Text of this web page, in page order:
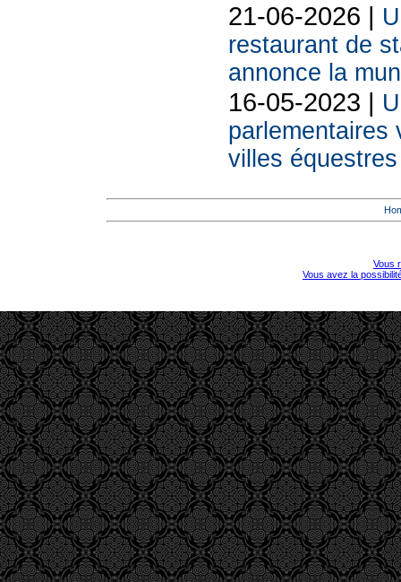
21-06-2026 |
restaurant de
annonce la
16-05-2023 |
parlementaires
villes équestres
Vous
Vous avez la